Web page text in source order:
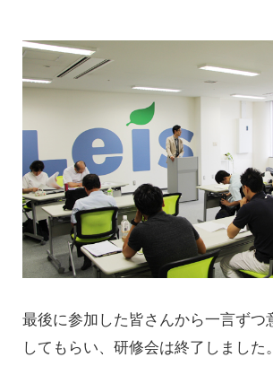
最後に参加した皆さんから一言ずつ
してもらい、研修会は終了しました。